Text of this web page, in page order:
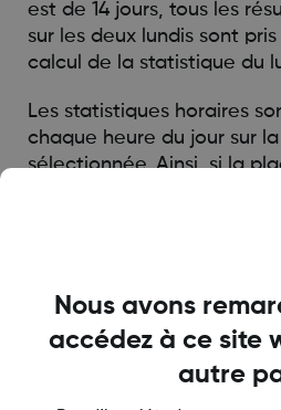
est de 14 jours, tous les
sur les deux lundis sont
calcul de la statistique du
Les statistiques horaires
chaque heure du jour sur
sélectionnée. Ainsi, si la
sept jours, tous les
Nous avons
accédez à ce site
autre